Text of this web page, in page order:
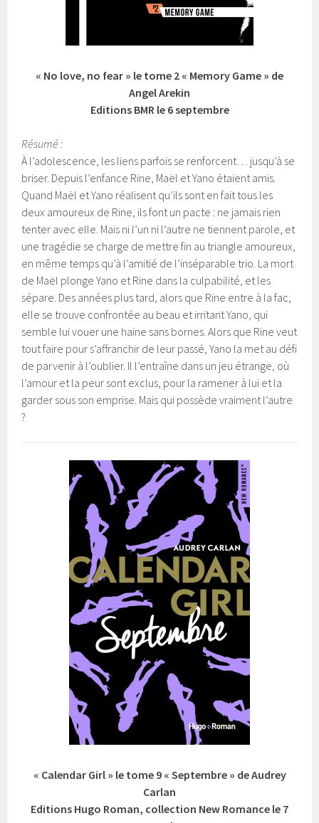
« No love, no fear » le tome 2 « Memory Game » de
Angel Arekin
Editions BMR le 6 septembre
Résumé :
À l’adolescence, les liens parfois se renforcent… jusqu’à se
briser. Depuis l’enfance Rine, Maël et Yano étaient amis.
Quand Maël et Yano réalisent qu’ils sont en fait tous les
deux amoureux de Rine, ils font un pacte : ne jamais rien
tenter avec elle. Mais ni l’un ni l’autre ne tiennent parole, et
une tragédie se charge de mettre fin au triangle amoureux,
en même temps qu’à l’amitié de l’inséparable trio. La mort
de Maël plonge Yano et Rine dans la culpabilité, et les
sépare. Des années plus tard, alors que Rine entre à la fac,
elle se trouve confrontée au beau et irritant Yano, qui
semble lui vouer une haine sans bornes. Alors que Rine veut
tout faire pour s’affranchir de leur passé, Yano la met au défi
de parvenir à l’oublier. Il l’entraîne dans un jeu étrange, où
l’amour et la peur sont exclus, pour la ramener à lui et la
garder sous son emprise. Mais qui possède vraiment l’autre
?
« Calendar Girl » le tome 9 « Septembre » de Audrey
Carlan
Editions Hugo Roman, collection New Romance le 7